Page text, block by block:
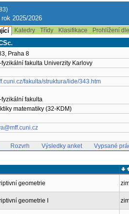
2025/2026
Katedry Třídy Klasifikace Prohlížení
Praha 8
fyzikální fakulta Univerzity Karlovy
fakulta/struktura/lide/343.htm
fyzikální fakulta
matematiky (32-KDM)
Rozvrh Výsledky anket Vypsané
geometrie
geometrie I